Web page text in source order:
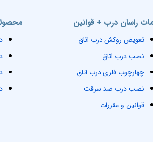
راسان درب + قوانین
تعویض روکش درب اتاق
نصب درب اتاق
چهارچوب فلزی درب اتاق
نصب درب ضد سرقت
قوانین و مقررات